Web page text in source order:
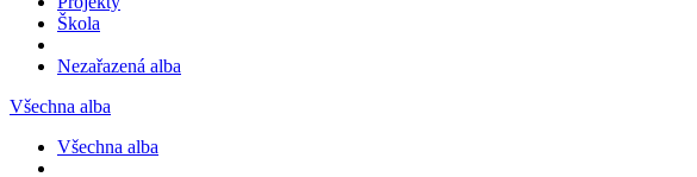
Škola
Nezařazená alba
Všechna alba
Všechna alba